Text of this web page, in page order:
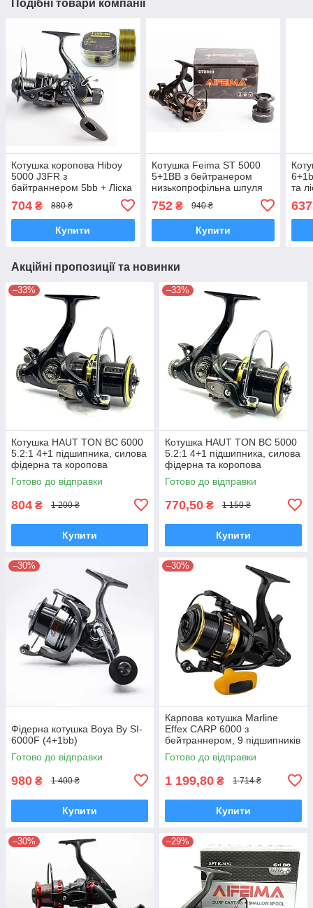
Подібні товари компанії
Котушка коропова Hiboy
5000 J3FR з
байтраннером 5bb + Ліска
подарунок
704 ₴ 880 ₴
Купити
Котушка Feima ST 5000
5+1BB з бейтранером
низькопрофільна шпуля
752₴ 940 ₴
Купити
та
Акційні пропозиції та новинки
–33%
Котушка HAUT TON BC 6000
5.2:1 4+1 підшипника, силова
фідерна та коропова
Готово до відправки
804 ₴ 1 200 ₴
Купити
–33%
Котушка HAUT TON BC 5000
5.2:1 4+1 підшипника, силова
фідерна та коропова
Готово до відправки
770,50 ₴ 1 150 ₴
Купити
–30%
Фідерна котушка Boya By SI-
6000F (4+1bb)
Готово до відправки
980 ₴ 1 400 ₴
Купити
–30%
Карпова котушка Marline
Effex CARP 6000 з
бейтраннером, 9 підшипників
Готово до відправки
1 199,80 ₴ 1 714 ₴
Купити
–30% –29%